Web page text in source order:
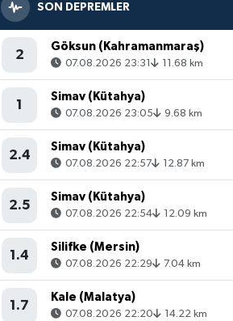
SON DEPREMLER
2
Göksun (Kahramanmaraş)
07.08.2026 23:31 11.68 km
1
Simav (Kütahya)
07.08.2026 23:05 9.68 km
2.4
Simav (Kütahya)
07.08.2026 22:57 12.87 km
2.5
Simav (Kütahya)
07.08.2026 22:54 12.09 km
1.4
Silifke (Mersin)
07.08.2026 22:29 7.04 km
1.7
Kale (Malatya)
07.08.2026 22:20 14.22 km